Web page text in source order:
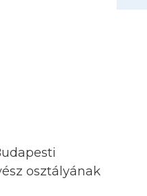
osztályának